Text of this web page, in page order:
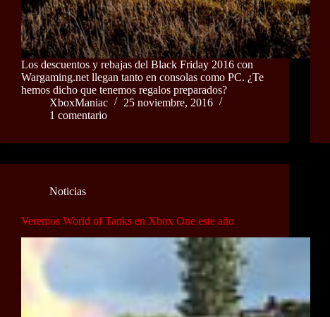
Los descuentos y rebajas del Black Friday 2016 con
Wargaming.net llegan tanto en consolas como PC. ¿Te
hemos dicho que tenemos regalos preparados?
XboxManiac
25 noviembre, 2016
1 comentario
Noticias
Veremos World of Tanks en Xbox One este año